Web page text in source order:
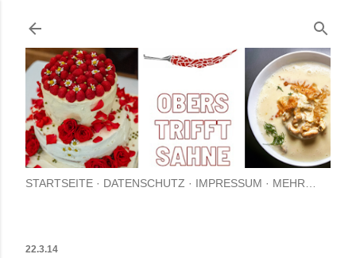
STARTSEITE DATENSCHUTZ IMPRESSUM MEHR…
22.3.14